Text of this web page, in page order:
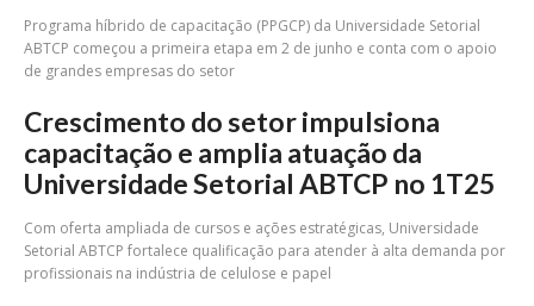
Programa híbrido de capacitação (PPGCP) da Universidade Setorial
ABTCP começou a primeira etapa em 2 de junho e conta com o apoio
de grandes empresas do setor
Crescimento do setor impulsiona
capacitação e amplia atuação da
Universidade Setorial ABTCP no 1T25
Com oferta ampliada de cursos e ações estratégicas, Universidade
Setorial ABTCP fortalece qualificação para atender à alta demanda por
profissionais na indústria de celulose e papel